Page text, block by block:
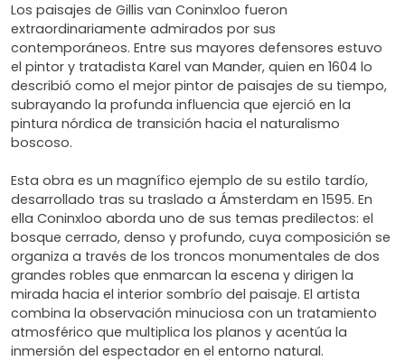
Los paisajes de Gillis van Coninxloo fueron
extraordinariamente admirados por sus
contemporáneos. Entre sus mayores defensores estuvo
el pintor y tratadista Karel van Mander, quien en 1604 lo
describió como el mejor pintor de paisajes de su tiempo,
subrayando la profunda influencia que ejerció en la
pintura nórdica de transición hacia el naturalismo
boscoso.
Esta obra es un magnífico ejemplo de su estilo tardío,
desarrollado tras su traslado a Ámsterdam en 1595. En
ella Coninxloo aborda uno de sus temas predilectos: el
bosque cerrado, denso y profundo, cuya composición se
organiza a través de los troncos monumentales de dos
grandes robles que enmarcan la escena y dirigen la
mirada hacia el interior sombrío del paisaje. El artista
combina la observación minuciosa con un tratamiento
atmosférico que multiplica los planos y acentúa la
inmersión del espectador en el entorno natural.